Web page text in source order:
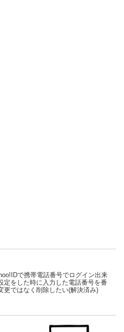
で携帯電話番号でログイン出来
定をした時に入力した電話番号を番
更ではなく削除したい(解決済み)